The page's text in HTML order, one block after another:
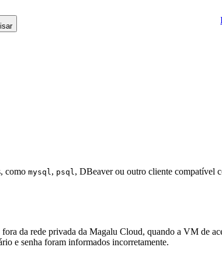
como mysql , psql , DBeaver ou outro cliente compatível
da rede privada da Magalu Cloud, quando a VM de
e senha foram informados incorretamente.